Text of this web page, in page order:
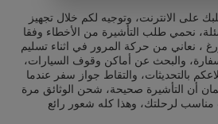
على الانترنت، وتوجيه لكم خلال تجهيز
نحمي طلب التأشيرة من الأخطاء وفقا
، نعاني من حركة المرور في اثناء تسليم
والبحث عن أماكن وقوف السيارات،
بالتحديثات، والتقاط جواز سفر عندما
أن التأشيرة صحيحة، شحن الوثائق مرة
لرحلتك، وهذا كله شعور رائع